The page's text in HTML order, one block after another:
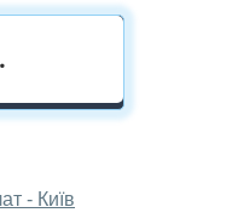
- Київ